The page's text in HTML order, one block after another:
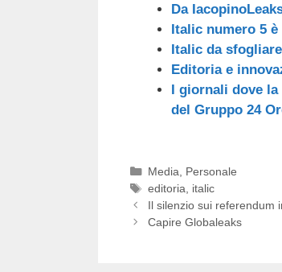
Da
Italic numero 5
Italic da
Editoria e
I giornali dove
del Gruppo 24
Categorie
Media
Personale
Tag
editoria
italic
Il silenzio sui referendum
Capire Globaleaks